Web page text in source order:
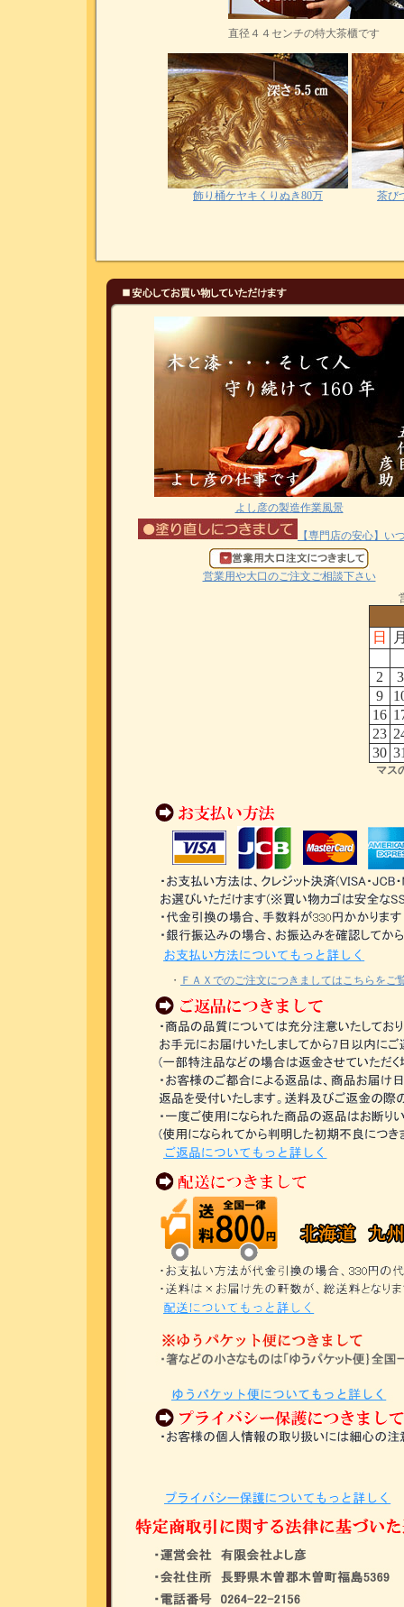
直径４４センチの特大茶櫃です
飾り桶ケヤキくりぬき80万 茶び
よし彦の製造作業風景
【専門店の安心】い
営業用や大口のご注文ご相談下さい
日
2
3
9
16
23
30
マス
・ ＦＡＸでのご注文につきましてはこちらをご